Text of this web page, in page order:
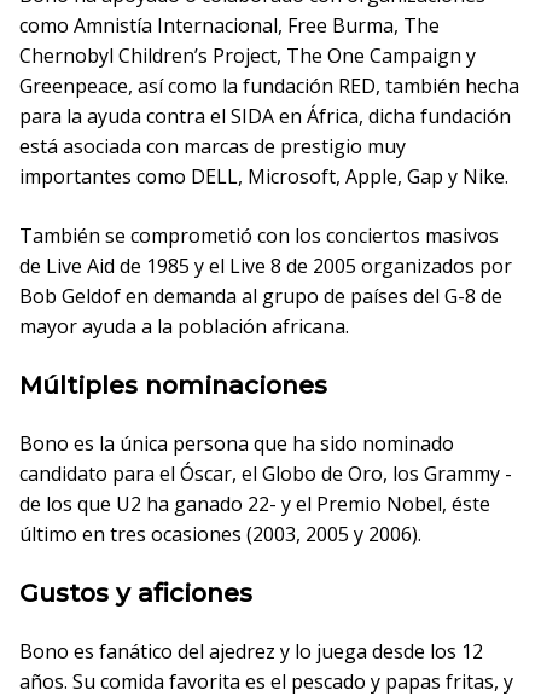
como Amnistía Internacional, Free Burma, The
Chernobyl Children’s Project, The One Campaign y
Greenpeace, así como la fundación RED, también hecha
para la ayuda contra el SIDA en África, dicha fundación
está asociada con marcas de prestigio muy
importantes como DELL, Microsoft, Apple, Gap y Nike.
También se comprometió con los conciertos masivos
de Live Aid de 1985 y el Live 8 de 2005 organizados por
Bob Geldof en demanda al grupo de países del G-8 de
mayor ayuda a la población africana.
Múltiples nominaciones
Bono es la única persona que ha sido nominado
candidato para el Óscar, el Globo de Oro, los Grammy -
de los que U2 ha ganado 22- y el Premio Nobel, éste
último en tres ocasiones (2003, 2005 y 2006).
Gustos y aficiones
Bono es fanático del ajedrez y lo juega desde los 12
años. Su comida favorita es el pescado y papas fritas, y